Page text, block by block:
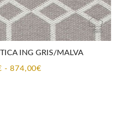
ING GRIS/MALVA
- 874,00€Rango